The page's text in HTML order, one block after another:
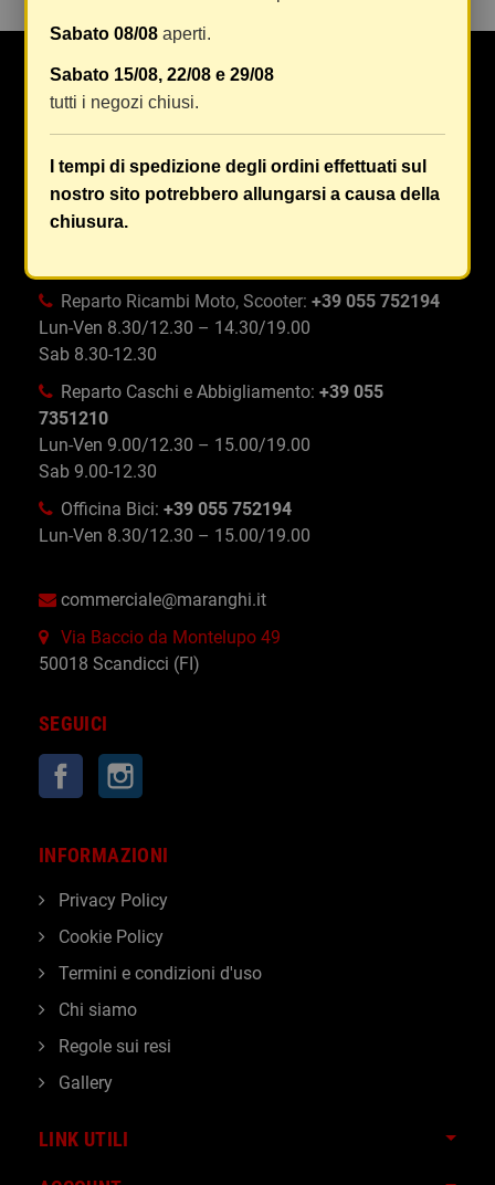
Sabato 08/08 aperti.
Sabato 15/08, 22/08 e 29/08
tutti i negozi chiusi.
I tempi di spedizione degli ordini effettuati sul
nostro sito potrebbero allungarsi a causa della
chiusura.
Da Oltre 50 anni Maranghi si occupa di ricambi e
accessori auto, moto, ciclo e abbigliamento specifico
e tecnico in tutta Firenze e provincia[Continua a
leggere...]
Reparto Ricambi Auto:
+39 055 750996
Reparto Ricambi Moto, Scooter: +39 055 752194
Lun-Ven 8.30/12.30 – 14.30/19.00
Sab 8.30-12.30
Reparto Caschi e Abbigliamento: +39 055
7351210
Lun-Ven 9.00/12.30 – 15.00/19.00
Sab 9.00-12.30
Officina Bici: +39 055 752194
Lun-Ven 8.30/12.30 – 15.00/19.00
commerciale@maranghi.it
Via Baccio da Montelupo 49
50018 Scandicci (FI)
SEGUICI
Facebook
LINK UTILI
INFORMAZIONI
Privacy Policy
Cookie Policy
Termini e condizioni d'uso
Chi siamo
Regole sui resi
Gallery